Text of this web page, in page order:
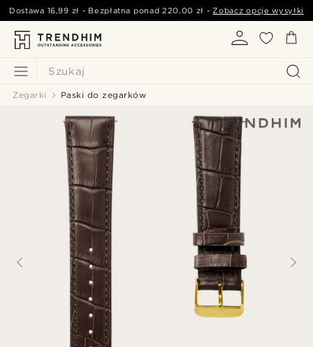
Szukaj
Dostawa 16,99 zł - Bezpłatna ponad220,00 zł -Zobacz opcje wysyłki
Zegarki Paski do zegarków